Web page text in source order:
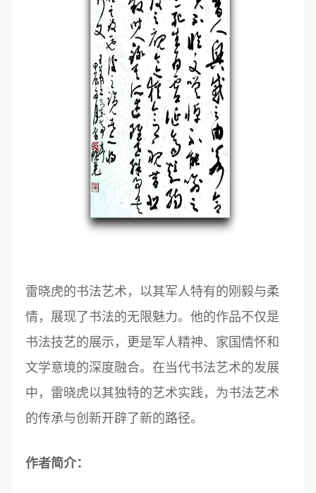
雷晓虎的书法艺术，以其军人特有的刚毅与柔
情，展现了书法的无限魅力。他的作品不仅是
书法技艺的展示，更是军人精神、家国情怀和
文学意境的深度融合。在当代书法艺术的发展
中，雷晓虎以其独特的艺术实践，为书法艺术
的传承与创新开辟了新的路径。
作者简介：